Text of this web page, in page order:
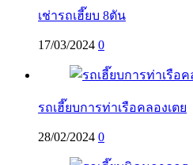
เช่ารถเฮี๊ยบ 8ตัน
17/03/2024 0
รถเฮี๊ยบการท่าเรือคลองเตย
28/02/2024 0